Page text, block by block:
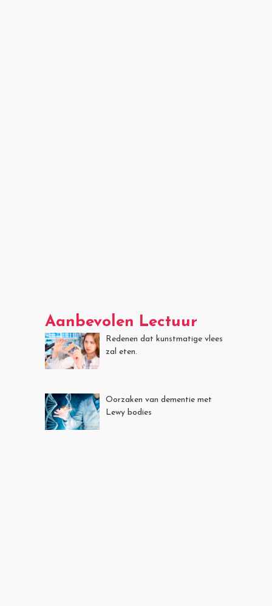
Aanbevolen Lectuur
Redenen dat kunstmatige vlees
zal eten.
Oorzaken van dementie met
Lewy bodies